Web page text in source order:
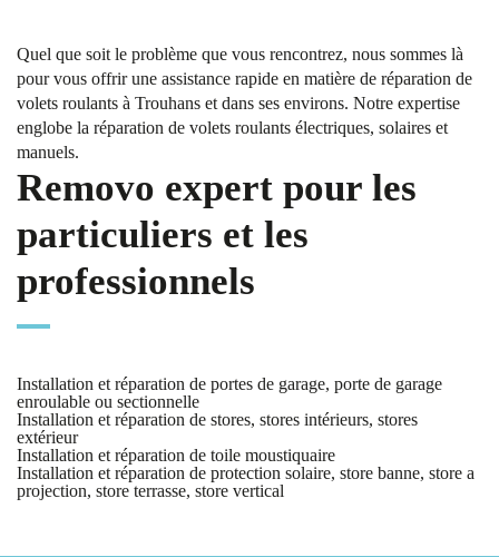
Quel que soit le problème que vous rencontrez, nous sommes là
pour vous offrir une assistance rapide en matière de réparation de
volets roulants à Trouhans et dans ses environs. Notre expertise
englobe la réparation de volets roulants électriques, solaires et
manuels.
Removo expert pour les
particuliers et les
professionnels
Installation et réparation de portes de garage, porte de garage
enroulable ou sectionnelle
Installation et réparation de stores, stores intérieurs, stores
extérieur
Installation et réparation de toile moustiquaire
Installation et réparation de protection solaire, store banne, store a
projection, store terrasse, store vertical